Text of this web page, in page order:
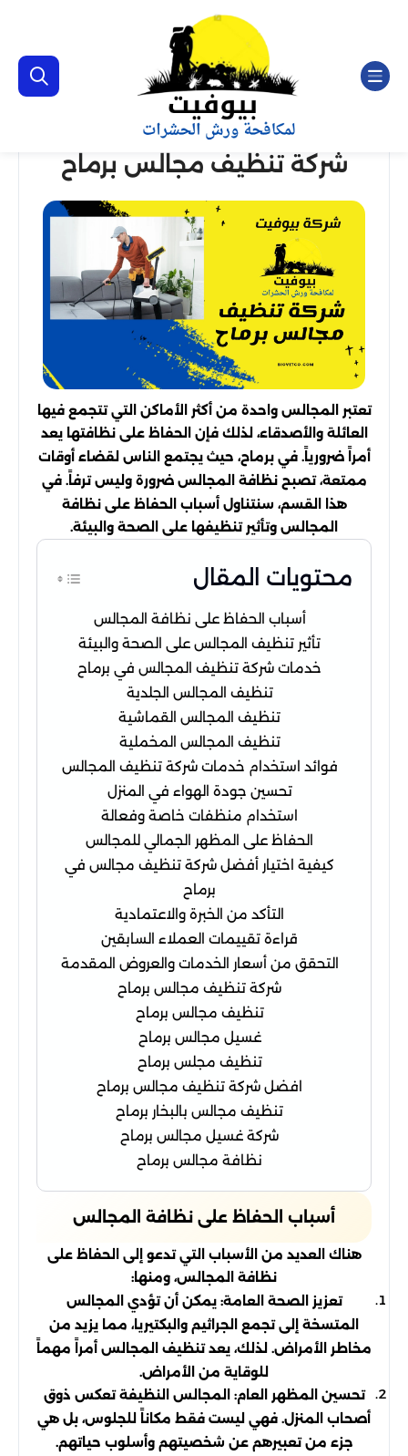
شركة تنظيف مجالس برماح
تعتبر المجالس واحدة من أكثر الأماكن التي تتجمع فيها
العائلة والأصدقاء، لذلك فإن الحفاظ على نظافتها يعد
أمراً ضرورياً. في برماح، حيث يجتمع الناس لقضاء أوقات
ممتعة، تصبح نظافة المجالس ضرورة وليس ترفاً. في
هذا القسم، سنتناول أسباب الحفاظ على نظافة
المجالس وتأثير تنظيفها على الصحة والبيئة.
محتويات المقال
أسباب الحفاظ على نظافة المجالس
تأثير تنظيف المجالس على الصحة والبيئة
خدمات شركة تنظيف المجالس في برماح
تنظيف المجالس الجلدية
تنظيف المجالس القماشية
تنظيف المجالس المخملية
فوائد استخدام خدمات شركة تنظيف المجالس
تحسين جودة الهواء في المنزل
استخدام منظفات خاصة وفعالة
الحفاظ على المظهر الجمالي للمجالس
كيفية اختيار أفضل شركة تنظيف مجالس في
برماح
التأكد من الخبرة والاعتمادية
قراءة تقييمات العملاء السابقين
التحقق من أسعار الخدمات والعروض المقدمة
شركة تنظيف مجالس برماح
تنظيف مجالس برماح
غسيل مجالس برماح
تنظيف مجلس برماح
افضل شركة تنظيف مجالس برماح
تنظيف مجالس بالبخار برماح
شركة غسيل مجالس برماح
نظافة مجالس برماح
أسباب الحفاظ على نظافة المجالس
هناك العديد من الأسباب التي تدعو إلى الحفاظ على
نظافة المجالس، ومنها:
تعزيز الصحة العامة: يمكن أن تؤدي المجالس
المتسخة إلى تجمع الجراثيم والبكتيريا، مما يزيد من
مخاطر الأمراض. لذلك، يعد تنظيف المجالس أمراً مهماً
للوقاية من الأمراض.
تحسين المظهر العام: المجالس النظيفة تعكس ذوق
أصحاب المنزل. فهي ليست فقط مكاناً للجلوس، بل هي
جزء من تعبيرهم عن شخصيتهم وأسلوب حياتهم.